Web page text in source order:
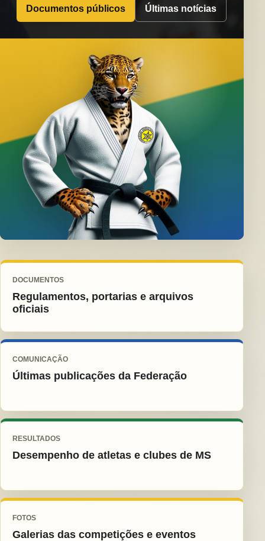
Documentos públicos Últimas notícias
DOCUMENTOS
Regulamentos, portarias e arquivos
oficiais
COMUNICAÇÃO
Últimas publicações da Federação
RESULTADOS
Desempenho de atletas e clubes de MS
FOTOS
Galerias das competições e eventos